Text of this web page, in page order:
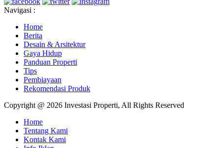
Navigasi :
Home
Berita
Desain & Arsitektur
Gaya Hidup
Panduan Properti
Tips
Pembiayaan
Rekomendasi Produk
Copyright @ 2026 Investasi Properti, All Rights Reserved
Home
Tentang Kami
Kontak Kami